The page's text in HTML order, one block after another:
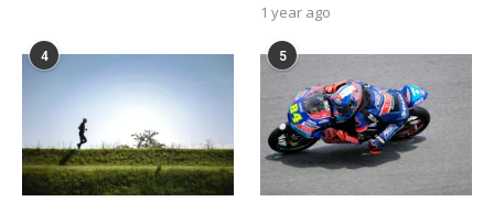
1 year ago
4 5